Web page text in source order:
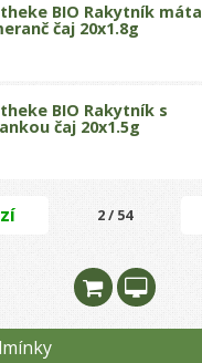
BIO Rakytník máta
čaj 20x1.8g
BIO Rakytník s
čaj 20x1.5g
2 / 54